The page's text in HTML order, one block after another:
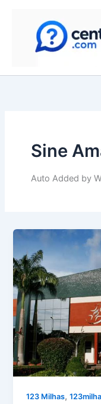
Sine
Auto Added by
123 Milhas,